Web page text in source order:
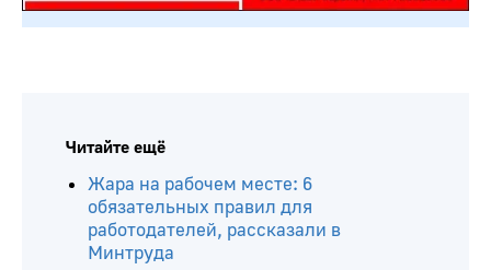
Читайте ещё
Жара на рабочем месте: 6
обязательных правил для
работодателей, рассказали в
Минтруда